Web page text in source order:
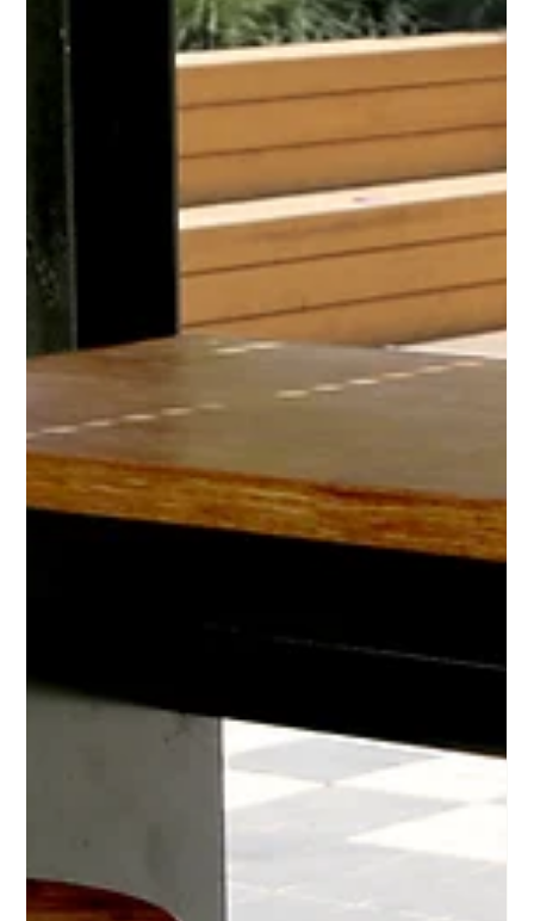
Thorsten Zarbock
2 Min. Lesezeit
Total Cost of Ownership (TCO) bei
gewerblichen Terrassendächern: Warum
billig doppelt kostet
Bei der Investitionsplanung für gewerbliche Außenanlagen, ob
in der Gastronomie, im Hotelgewerbe oder als Mitarbeiter-
Pausenbereich, richtet sich der erste Blick fast immer auf den
reinen Anschaffungspreis (CAPEX). Doch wer eine
Terrassenüberdachung für Gewerbe rein über den
günstigsten Einkaufspreis beschafft, tappt unweigerlich in die
TCO-Falle (Total Cost of Ownership). Die scheinbare Ersparnis
bei der Investition wird durch drastisch erhöhte Betriebs-,
Wartungs- und Repar